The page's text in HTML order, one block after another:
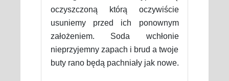
oczyszczoną którą oczywiście
usuniemy przed ich ponownym
założeniem. Soda wchłonie
nieprzyjemny zapach i brud a twoje
buty rano będą pachniały jak nowe.